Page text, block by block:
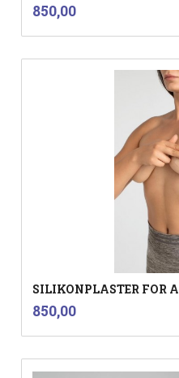
Pris
850,00
SILIKONPLASTER FOR
Pris
850,00